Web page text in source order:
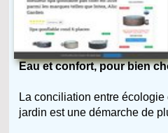
Eau et confort, pour bien
La conciliation entre
jardin est une démarche de